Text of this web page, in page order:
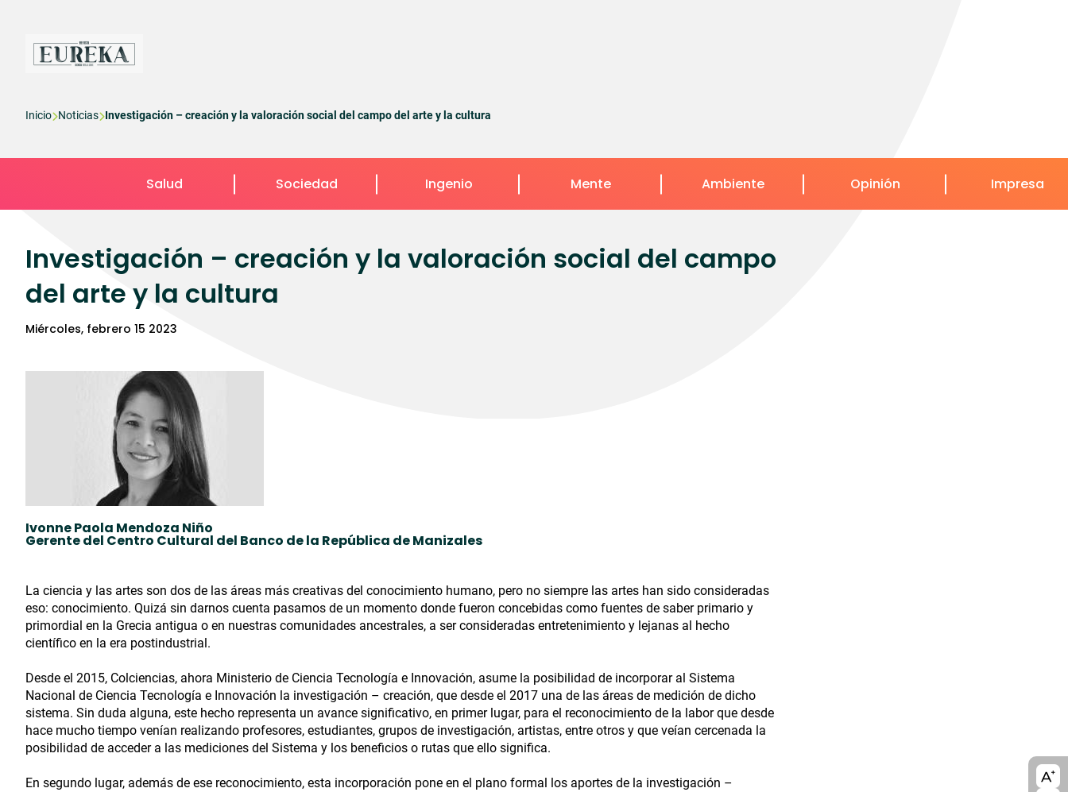
principal
Sobrescribir
ayuda
la
navegación
Inicio Noticias Investigación – creación y la valoración social del campo del arte y la cultura
Salud Sociedad Ingenio Mente Ambiente Opinión Impresa
Investigación – creación y la valoración social del campo
del arte y la cultura
miércoles, febrero 15 2023
Ivonne Paola Mendoza Niño
Gerente del Centro Cultural del Banco de la República de Manizales
La ciencia y las artes son dos de las áreas más creativas del conocimiento humano, pero no siempre las artes han sido consideradas
eso: conocimiento. Quizá sin darnos cuenta pasamos de un momento donde fueron concebidas como fuentes de saber primario y
primordial en la Grecia antigua o en nuestras comunidades ancestrales, a ser consideradas entretenimiento y lejanas al hecho
científico en la era postindustrial.
Desde el 2015, Colciencias, ahora Ministerio de Ciencia Tecnología e Innovación, asume la posibilidad de incorporar al Sistema
Nacional de Ciencia Tecnología e Innovación la investigación – creación, que desde el 2017 una de las áreas de medición de dicho
sistema. Sin duda alguna, este hecho representa un avance significativo, en primer lugar, para el reconocimiento de la labor que desde
hace mucho tiempo venían realizando profesores, estudiantes, grupos de investigación, artistas, entre otros y que veían cercenada la
posibilidad de acceder a las mediciones del Sistema y los beneficios o rutas que ello significa.
En segundo lugar, además de ese reconocimiento, esta incorporación pone en el plano formal los aportes de la investigación –